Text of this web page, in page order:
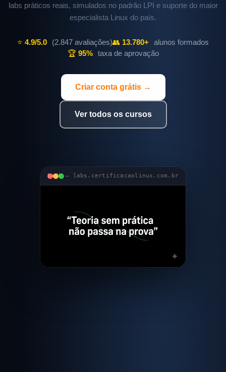
labs práticos reais, simulados no padrão LPI e suporte do maior
especialista Linux do país.
⭐ 4.9/5.0 (2.847 avaliações)👥 13.780+ alunos formados
🏆 95% taxa de aprovação
Criar conta grátis →
Ver todos os cursos
bash — labs.certificacaolinux.com.br